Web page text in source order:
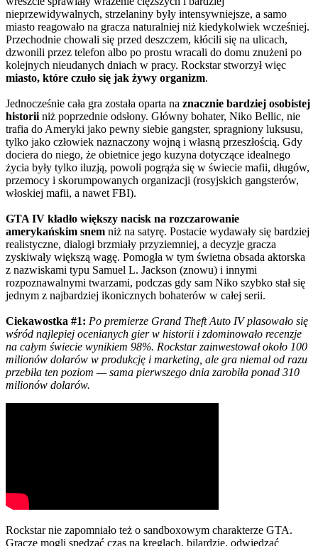
nieprzewidywalnych, strzelaniny były intensywniejsze, a samo
miasto reagowało na gracza naturalniej niż kiedykolwiek wcześniej.
Przechodnie chowali się przed deszczem, kłócili się na ulicach,
dzwonili przez telefon albo po prostu wracali do domu znużeni po
kolejnych nieudanych dniach w pracy. Rockstar stworzył więc
miasto, które czuło się jak żywy organizm.
Jednocześnie cała gra została oparta na znacznie bardziej osobistej
historii niż poprzednie odsłony. Główny bohater, Niko Bellic, nie
trafia do Ameryki jako pewny siebie gangster, spragniony luksusu,
tylko jako człowiek naznaczony wojną i własną przeszłością. Gdy
dociera do niego, że obietnice jego kuzyna dotyczące idealnego
życia były tylko iluzją, powoli pogrąża się w świecie mafii, długów,
przemocy i skorumpowanych organizacji (rosyjskich gangsterów,
włoskiej mafii, a nawet FBI).
GTA IV kładło większy nacisk na rozczarowanie
amerykańskim snem niż na satyrę. Postacie wydawały się bardziej
realistyczne, dialogi brzmiały przyziemniej, a decyzje gracza
zyskiwały większą wagę. Pomogła w tym świetna obsada aktorska
z nazwiskami typu Samuel L. Jackson (znowu) i innymi
rozpoznawalnymi twarzami, podczas gdy sam Niko szybko stał się
jednym z najbardziej ikonicznych bohaterów w całej serii.
Ciekawostka #1: Po premierze Grand Theft Auto IV plasowało się
wśród najlepiej ocenianych gier w historii i zdominowało recenzje
na całym świecie wynikiem 98%. Rockstar zainwestował około 100
milionów dolarów w produkcję i marketing, ale gra niemal od razu
przebiła ten poziom — sama pierwszego dnia zarobiła ponad 310
milionów dolarów.
Rockstar nie zapomniało też o sandboxowym charakterze GTA.
Gracze mogli spędzać czas na kręglach, bilardzie, odwiedzać